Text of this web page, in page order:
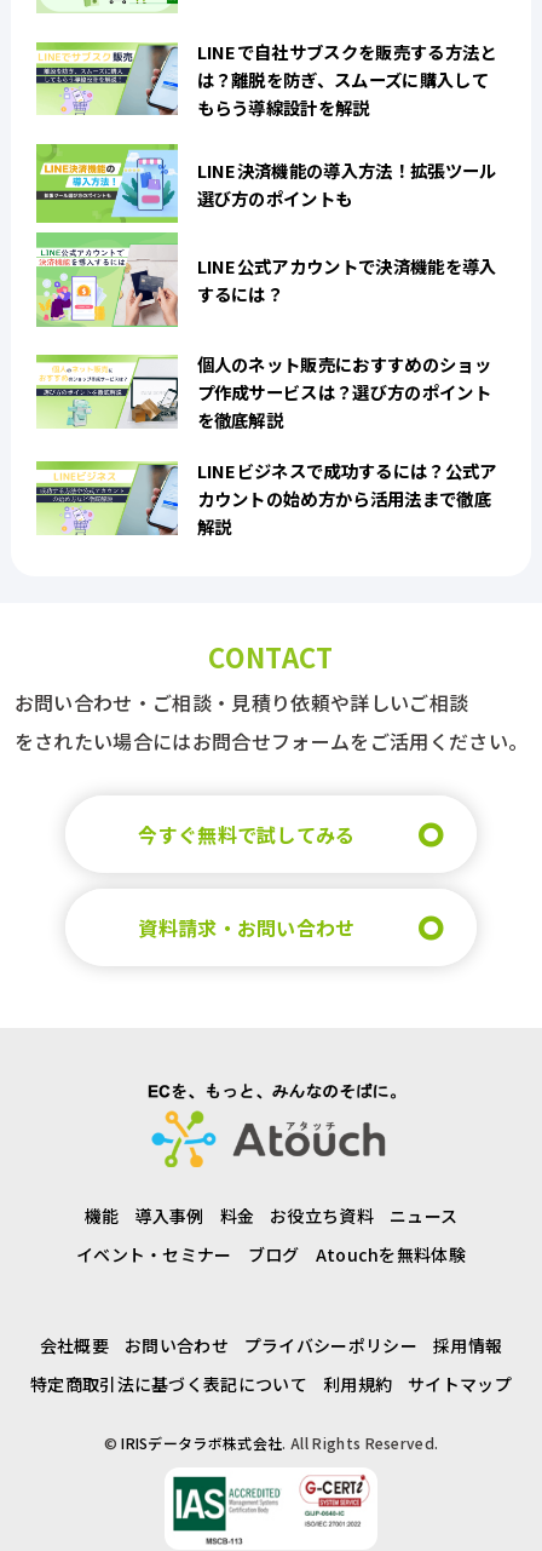
LINEで自社サブスクを販売する方法と
は？離脱を防ぎ、スムーズに購入して
もらう導線設計を解説
LINE決済機能の導入方法！拡張ツール
選び方のポイントも
LINE公式アカウントで決済機能を導入
するには？
個人のネット販売におすすめのショッ
プ作成サービスは？選び方のポイント
を徹底解説
LINEビジネスで成功するには？公式ア
カウントの始め方から活用法まで徹底
解説
CONTACT
お問い合わせ・ご相談・見積り依頼や詳しいご相談
をされたい場合にはお問合せフォームをご活用ください。
今すぐ無料で試してみる
資料請求・お問い合わせ
機能 導入事例 料金 お役立ち資料
ニュース
イベント・セミナー
ブログ Atouchを無料体験
会社概要 お問い合わせ プライバシーポリシー
採用情報
特定商取引法に基づく表記について
利用規約 サイトマップ
©IRISデータラボ株式会社. All Rights Reserved.